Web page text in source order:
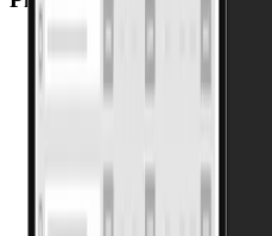
ಬಾರ್‌ಕೋಡ್ ಸ್ಕ್ಯಾನ್
ಕ್ಷಣಗಳಲ್ಲಿ ಬಿಲ್
ದಿನಗಳ ಮುಂಚೆ ಅವಧಿ
ಒಂದೇ ಕ್ಲಿಕ್ GSTR